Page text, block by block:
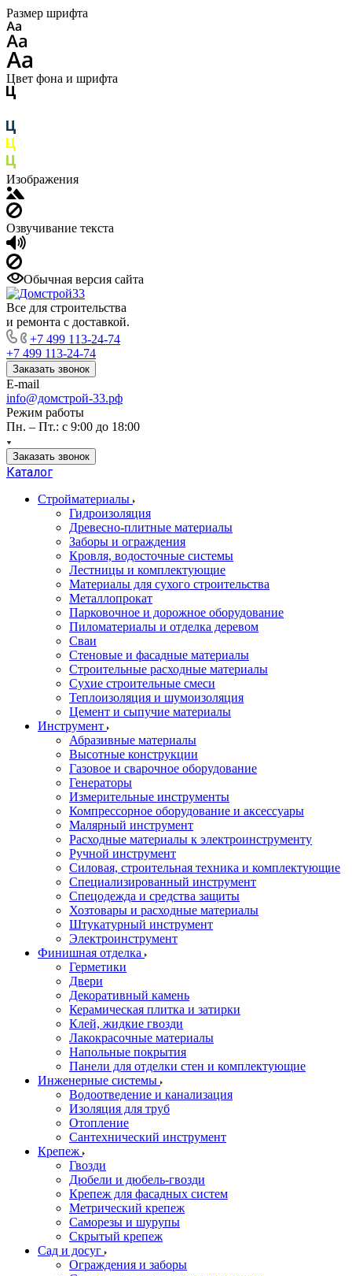
Размер шрифта
Цвет фона и шрифта
Изображения
Озвучивание текста
Обычная версия сайта
Все для строительства
и ремонта с доставкой.
+7 499 113-24-74
+7 499 113-24-74
Заказать звонок
E-mail
info@домстрой-33.рф
Режим работы
Пн. – Пт.: с 9:00 до 18:00
Заказать звонок
Каталог
Стройматериалы
Гидроизоляция
Древесно-плитные материалы
Заборы и ограждения
Кровля, водосточные системы
Лестницы и комплектующие
Материалы для сухого строительства
Металлопрокат
Парковочное и дорожное оборудование
Пиломатериалы и отделка деревом
Сваи
Стеновые и фасадные материалы
Строительные расходные материалы
Сухие строительные смеси
Теплоизоляция и шумоизоляция
Цемент и сыпучие материалы
Инструмент
Абразивные материалы
Высотные конструкции
Газовое и сварочное оборудование
Генераторы
Измерительные инструменты
Компрессорное оборудование и аксессуары
Малярный инструмент
Расходные материалы к электроинструменту
Ручной инструмент
Силовая, строительная техника и комплектующие
Специализированный инструмент
Спецодежда и средства защиты
Хозтовары и расходные материалы
Штукатурный инструмент
Электроинструмент
Финишная отделка
Герметики
Двери
Декоративный камень
Керамическая плитка и затирки
Клей, жидкие гвозди
Лакокрасочные материалы
Напольные покрытия
Панели для отделки стен и комплектующие
Инженерные системы
Водоотведение и канализация
Изоляция для труб
Отопление
Сантехнический инструмент
Крепеж
Гвозди
Дюбели и дюбель-гвозди
Крепеж для фасадных систем
Метрический крепеж
Саморезы и шурупы
Скрытый крепеж
Сад и досуг
Ограждения и заборы